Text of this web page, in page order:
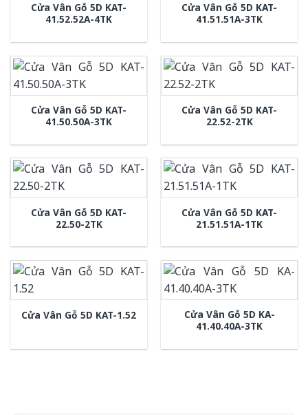
Cửa Vân Gỗ 5D KAT-
41.52.52A-4TK
Cửa Vân Gỗ 5D KAT-
41.51.51A-3TK
Cửa Vân Gỗ 5D KAT-
41.50.50A-3TK
Cửa Vân Gỗ 5D KAT-
22.52-2TK
Cửa Vân Gỗ 5D KAT-
22.50-2TK
Cửa Vân Gỗ 5D KAT-
21.51.51A-1TK
Cửa Vân Gỗ 5D KAT-1.52
Cửa Vân Gỗ 5D KA-
41.40.40A-3TK